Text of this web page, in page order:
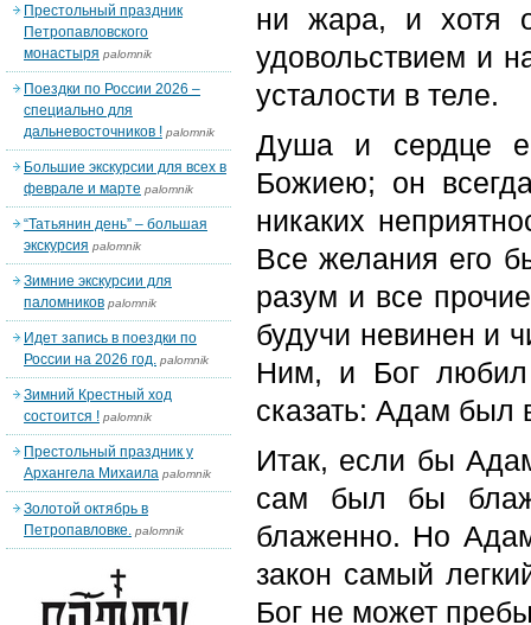
ни жара, и хотя
удовольствием и
усталости в теле.
Душа и сердце
Божиею; он
никаких
Все желания его
разум и все
будучи невинен и
Ним, и Бог любил
сказать: Адам
Итак, если бы
сам был бы
блаженно. Но
закон самый
Бог не может
Престольный праздник
Петропавловского
монастыря palomnik
Поездки по России 2026 –
специально для
дальневосточников ! palomnik
Большие экскурсии для всех в
феврале и марте palomnik
“Татьянин день” – большая
экскурсия palomnik
Зимние экскурсии для
паломников palomnik
Идет запись в поездки по
России на 2026 год. palomnik
Зимний Крестный ход
состоится ! palomnik
Престольный праздник у
Архангела Михаила palomnik
Золотой октябрь в
Петропавловке. palomnik